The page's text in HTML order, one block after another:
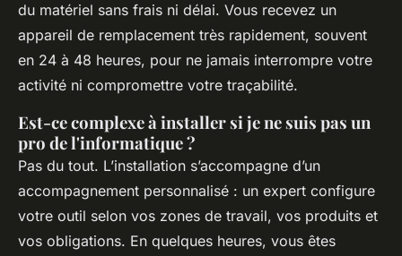
du matériel sans frais ni délai. Vous recevez un
appareil de remplacement très rapidement, souvent
en 24 à 48 heures, pour ne jamais interrompre votre
activité ni compromettre votre traçabilité.
Est-ce complexe à installer si je ne suis pas un
pro de l'informatique ?
Pas du tout. L’installation s’accompagne d’un
accompagnement personnalisé : un expert configure
votre outil selon vos zones de travail, vos produits et
vos obligations. En quelques heures, vous êtes